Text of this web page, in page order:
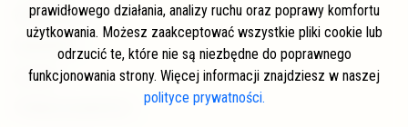
Wspierający
Newsletter
Kontakt
prawidłowego działania, analizy ruchu oraz poprawy komfortu
użytkowania. Możesz zaakceptować wszystkie pliki cookie lub
odrzucić te, które nie są niezbędne do poprawnego
funkcjonowania strony. Więcej informacji znajdziesz w naszej
polityce prywatności.